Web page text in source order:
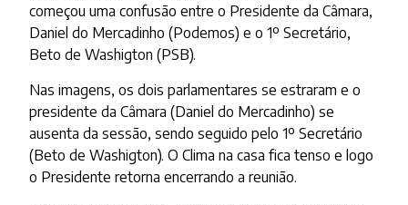
começou uma confusão entre o Presidente da Câmara,
Daniel do Mercadinho (Podemos) e o 1º Secretário,
Beto de Washigton (PSB).
Nas imagens, os dois parlamentares se estraram e o
presidente da Câmara (Daniel do Mercadinho) se
ausenta da sessão, sendo seguido pelo 1º Secretário
(Beto de Washigton). O Clima na casa fica tenso e logo
o Presidente retorna encerrando a reunião.